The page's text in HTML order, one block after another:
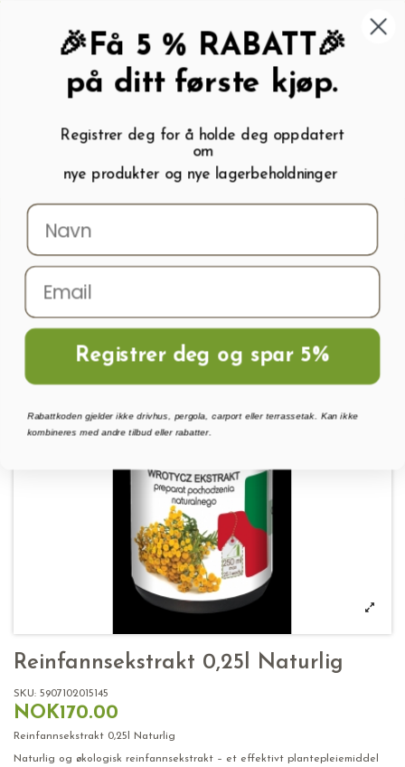
My wishlist ( 0
Menu Søk Logg inn Handlevogn
Hjem
Reinfannsekstrakt 0,25l Naturlig
Reinfannsekstrakt 0,25l Naturlig
SKU: 5907102015145
NOK170.00
Reinfannsekstrakt 0,25l Naturlig
Naturlig og økologisk reinfannsekstrakt – et effektivt plantepleiemiddel
🎉Få 5 % RABATT🎉
på ditt første kjøp.
Registrer deg for å holde deg oppdatert
om
nye produkter og nye lagerbeholdninger
Registrer deg og spar 5%
Rabattkoden gjelder ikke drivhus, pergola, carport eller terrassetak. Kan ikke
kombineres med andre tilbud eller rabatter.